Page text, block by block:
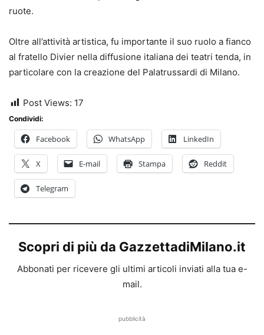
ruote.
Oltre all’attività artistica, fu importante il suo ruolo a fianco
al fratello Divier nella diffusione italiana dei teatri tenda, in
particolare con la creazione del Palatrussardi di Milano.
Post Views: 17
Condividi:
Facebook WhatsApp LinkedIn
X E-mail Stampa Reddit
Telegram
Scopri di più da GazzettadiMilano.it
Abbonati per ricevere gli ultimi articoli inviati alla tua e-
mail.
pubblicità